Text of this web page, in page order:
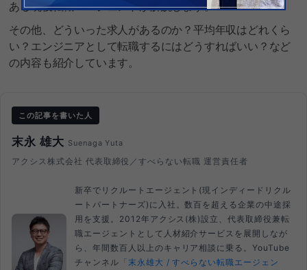
ある現役転職エージェントが解説します。
その他、どういった求人があるのか？平均年収はどれくら
い？エンジニアとして転職するにはどうすればいい？など
の内容も紹介しています。
この記事を書いた人
末永 雄大 Suenaga Yuta
アクシス株式会社 代表取締役／すべらない転職 運営責任者
新卒でリクルートエージェント(現インディードリクル
ートパートナーズ)に入社。数百を超える企業の中途採
用を支援。2012年アクシス(株)設立、代表取締役兼転
職エージェントとして人材紹介サービスを展開しなが
ら、年間数百人以上のキャリア相談に乗る。YouTube
チャンネル 「末永雄大 / すべらない転職エージェン